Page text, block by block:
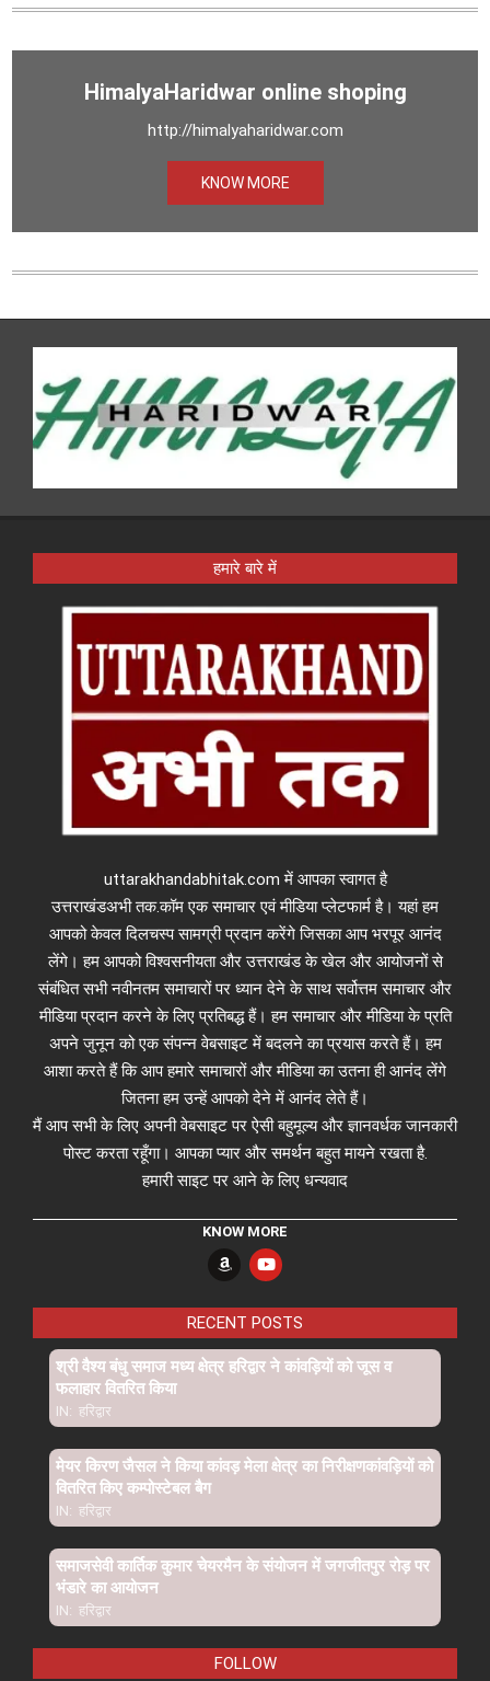
HimalyaHaridwar online shoping
http://himalyaharidwar.com
KNOW MORE
हमारे बारे में
uttarakhandabhitak.com में आपका स्वागत है
उत्तराखंडअभी तक.कॉम एक समाचार एवं मीडिया प्लेटफार्म है। यहां हम
आपको केवल दिलचस्प सामग्री प्रदान करेंगे जिसका आप भरपूर आनंद
लेंगे। हम आपको विश्वसनीयता और उत्तराखंड के खेल और आयोजनों से
संबंधित सभी नवीनतम समाचारों पर ध्यान देने के साथ सर्वोत्तम समाचार और
मीडिया प्रदान करने के लिए प्रतिबद्ध हैं। हम समाचार और मीडिया के प्रति
अपने जुनून को एक संपन्न वेबसाइट में बदलने का प्रयास करते हैं। हम
आशा करते हैं कि आप हमारे समाचारों और मीडिया का उतना ही आनंद लेंगे
जितना हम उन्हें आपको देने में आनंद लेते हैं।
मैं आप सभी के लिए अपनी वेबसाइट पर ऐसी बहुमूल्य और ज्ञानवर्धक जानकारी
पोस्ट करता रहूँगा। आपका प्यार और समर्थन बहुत मायने रखता है.
हमारी साइट पर आने के लिए धन्यवाद
KNOW MORE
RECENT POSTS
श्री वैश्य बंधु समाज मध्य क्षेत्र हरिद्वार ने कांवड़ियों को जूस व
फलाहार वितरित किया
IN: हरिद्वार
मेयर किरण जैसल ने किया कांवड़ मेला क्षेत्र का निरीक्षणकांवड़ियों को
वितरित किए कम्पोस्टेबल बैग
IN: हरिद्वार
समाजसेवी कार्तिक कुमार चेयरमैन के संयोजन में जगजीतपुर रोड़ पर
भंडारे का आयोजन
IN: हरिद्वार
FOLLOW